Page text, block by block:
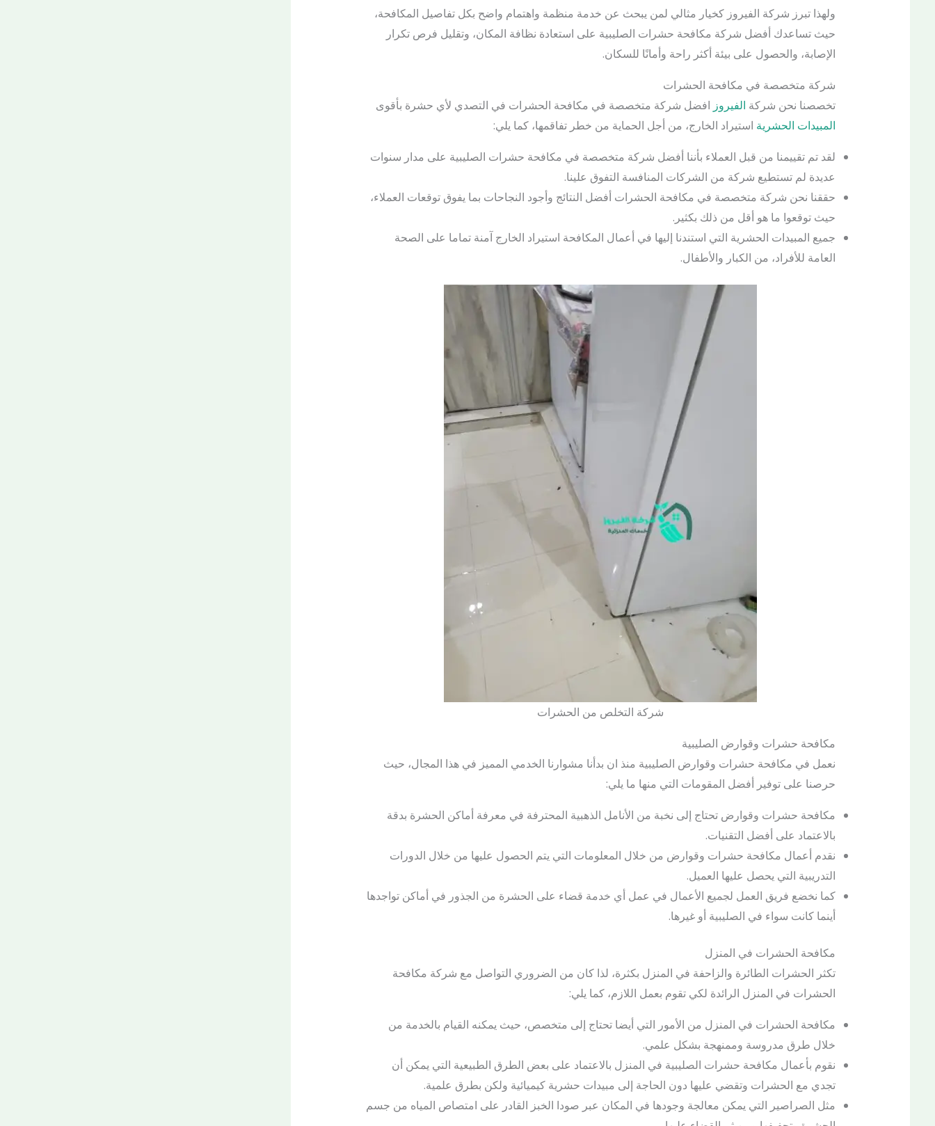
ولهذا تبرز شركة الفيروز كخيار مثالي لمن يبحث عن خدمة منظمة واهتمام واضح بكل تفاصيل المكافحة،
حيث تساعدك أفضل شركة مكافحة حشرات الصليبية على استعادة نظافة المكان، وتقليل فرص تكرار
الإصابة، والحصول على بيئة أكثر راحة وأمانًا للسكان.
شركة متخصصة في مكافحة الحشرات
تخصصنا نحن شركة الفيروز افضل شركة متخصصة في مكافحة الحشرات في التصدي لأي حشرة بأقوى
المبيدات الحشرية استيراد الخارج، من أجل الحماية من خطر تفاقمها، كما يلي:
لقد تم تقييمنا من قبل العملاء بأننا أفضل شركة متخصصة في مكافحة حشرات الصليبية على مدار سنوات
عديدة لم تستطيع شركة من الشركات المنافسة التفوق علينا.
حققنا نحن شركة متخصصة في مكافحة الحشرات أفضل النتائج وأجود النجاحات بما يفوق توقعات العملاء،
حيث توقعوا ما هو أقل من ذلك بكثير.
جميع المبيدات الحشرية التي استندنا إليها في أعمال المكافحة استيراد الخارج آمنة تماما على الصحة
العامة للأفراد، من الكبار والأطفال.
شركة التخلص من الحشرات
مكافحة حشرات وقوارض الصليبية
نعمل في مكافحة حشرات وقوارض الصليبية منذ ان بدأنا مشوارنا الخدمي المميز في هذا المجال، حيث
حرصنا على توفير أفضل المقومات التي منها ما يلي:
مكافحة حشرات وقوارض تحتاج إلى نخبة من الأنامل الذهبية المحترفة في معرفة أماكن الحشرة بدقة
بالاعتماد على أفضل التقنيات.
نقدم أعمال مكافحة حشرات وقوارض من خلال المعلومات التي يتم الحصول عليها من خلال الدورات
التدريبية التي يحصل عليها العميل.
كما نخضع فريق العمل لجميع الأعمال في عمل أي خدمة قضاء على الحشرة من الجذور في أماكن تواجدها
أينما كانت سواء في الصليبية أو غيرها.
مكافحة الحشرات في المنزل
تكثر الحشرات الطائرة والزاحفة في المنزل بكثرة، لذا كان من الضروري التواصل مع شركة مكافحة
الحشرات في المنزل الرائدة لكي تقوم بعمل اللازم، كما يلي:
مكافحة الحشرات في المنزل من الأمور التي أيضا تحتاج إلى متخصص، حيث يمكنه القيام بالخدمة من
خلال طرق مدروسة وممنهجة بشكل علمي.
نقوم بأعمال مكافحة حشرات الصليبية في المنزل بالاعتماد على بعض الطرق الطبيعية التي يمكن أن
تجدي مع الحشرات وتقضي عليها دون الحاجة إلى مبيدات حشرية كيميائية ولكن بطرق علمية.
مثل الصراصير التي يمكن معالجة وجودها في المكان عبر صودا الخبز القادر على امتصاص المياه من جسم